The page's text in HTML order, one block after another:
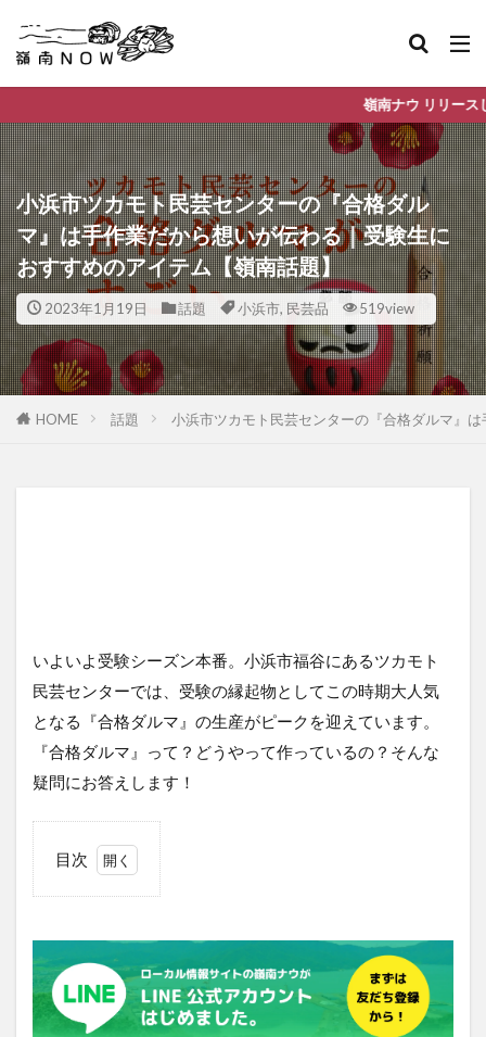
嶺南ナウ リリースしました。これから嶺南地域
小浜市ツカモト民芸センターの『合格ダル
マ』は手作業だから想いが伝わる｜受験生に
おすすめのアイテム【嶺南話題】
2023年1月19日 話題 小浜市, 民芸品 519view
HOME 話題 小浜市ツカモト民芸センターの『合格ダルマ』
いよいよ受験シーズン本番。小浜市福谷にあるツカモト
民芸センターでは、受験の縁起物としてこの時期大人気
となる『合格ダルマ』の生産がピークを迎えています。
『合格ダルマ』って？どうやって作っているの？そんな
疑問にお答えします！
目次
セン
の